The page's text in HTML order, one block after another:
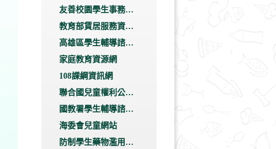
站
友善校園學生事務與
輔導工作資訊網
教育部賃居服務資訊
網
高雄區學生輔導諮商
中心駐點學校
家庭教育資源網
108課綱資訊網
聯合國兒童權利公約
資訊網
國教署學生輔導諮商
中心
海委會兒童網站
防制學生藥物濫用資